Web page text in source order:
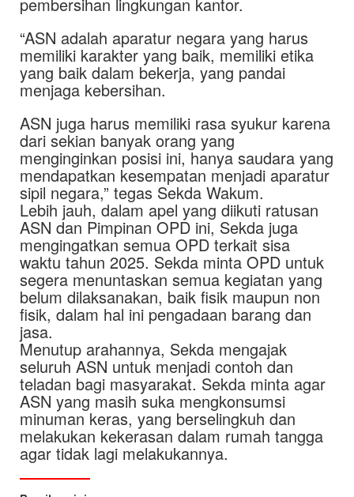
“ASN adalah aparatur negara yang harus
memiliki karakter yang baik, memiliki etika
yang baik dalam bekerja, yang pandai
menjaga kebersihan.
ASN juga harus memiliki rasa syukur karena
dari sekian banyak orang yang
menginginkan posisi ini, hanya saudara yang
mendapatkan kesempatan menjadi aparatur
sipil negara,” tegas Sekda Wakum.
Lebih jauh, dalam apel yang diikuti ratusan
ASN dan Pimpinan OPD ini, Sekda juga
mengingatkan semua OPD terkait sisa
waktu tahun 2025. Sekda minta OPD untuk
segera menuntaskan semua kegiatan yang
belum dilaksanakan, baik fisik maupun non
fisik, dalam hal ini pengadaan barang dan
jasa.
Menutup arahannya, Sekda mengajak
seluruh ASN untuk menjadi contoh dan
teladan bagi masyarakat. Sekda minta agar
ASN yang masih suka mengkonsumsi
minuman keras, yang berselingkuh dan
melakukan kekerasan dalam rumah tangga
agar tidak lagi melakukannya.